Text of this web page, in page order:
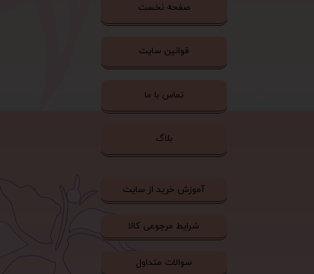
صفحه نخست
قوانین سایت
تماس با ما
بلاگ
آموزش خرید از سایت
شرایط مرجوعی کالا
سوالات متداول